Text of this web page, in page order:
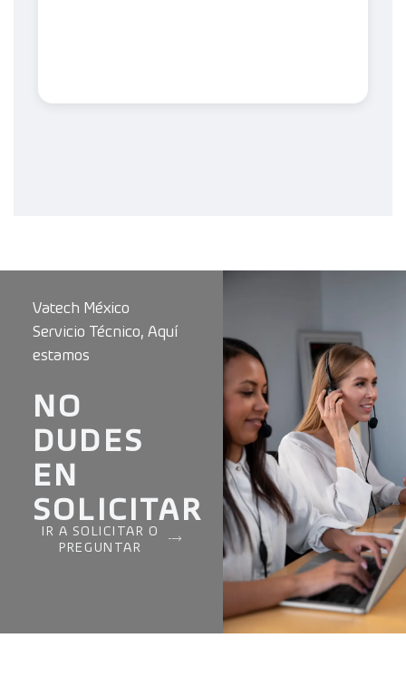
Vatech México
Servicio Técnico, Aquí
estamos
NO
DUDES
EN
SOLICITAR
IR A SOLICITAR O
PREGUNTAR